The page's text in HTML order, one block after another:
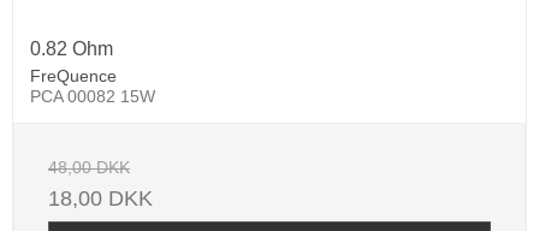
0.82 Ohm
FreQuence
PCA 00082 15W
48,00 DKK
18,00 DKK